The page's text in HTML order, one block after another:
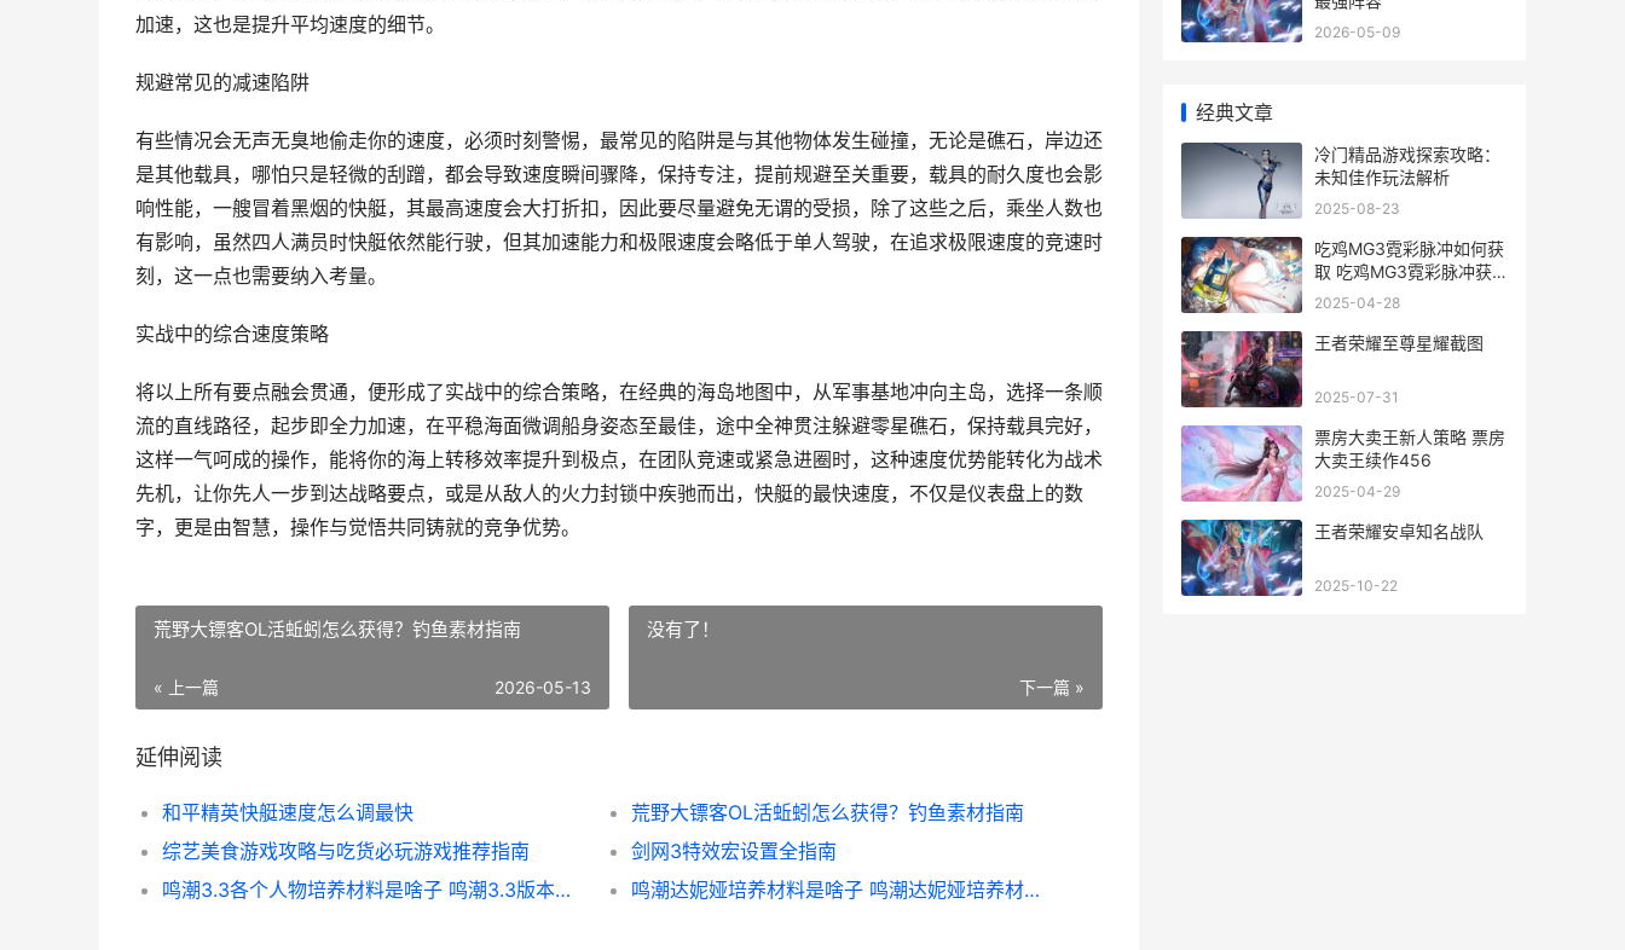
加速，这也是提升平均速度的细节。
规避常见的减速陷阱
有些情况会无声无臭地偷走你的速度，必须时刻警惕，最常见的陷阱是与其他物体发生碰撞，无论是礁石，岸边还
是其他载具，哪怕只是轻微的刮蹭，都会导致速度瞬间骤降，保持专注，提前规避至关重要，载具的耐久度也会影
响性能，一艘冒着黑烟的快艇，其最高速度会大打折扣，因此要尽量避免无谓的受损，除了这些之后，乘坐人数也
有影响，虽然四人满员时快艇依然能行驶，但其加速能力和极限速度会略低于单人驾驶，在追求极限速度的竞速时
刻，这一点也需要纳入考量。
实战中的综合速度策略
将以上所有要点融会贯通，便形成了实战中的综合策略，在经典的海岛地图中，从军事基地冲向主岛，选择一条顺
流的直线路径，起步即全力加速，在平稳海面微调船身姿态至最佳，途中全神贯注躲避零星礁石，保持载具完好，
这样一气呵成的操作，能将你的海上转移效率提升到极点，在团队竞速或紧急进圈时，这种速度优势能转化为战术
先机，让你先人一步到达战略要点，或是从敌人的火力封锁中疾驰而出，快艇的最快速度，不仅是仪表盘上的数
字，更是由智慧，操作与觉悟共同铸就的竞争优势。
荒野大镖客OL活蚯蚓怎么获得？钓鱼素材指南
« 上一篇 2026-05-13
没有了！
下一篇 »
延伸阅读
和平精英快艇速度怎么调最快
荒野大镖客OL活蚯蚓怎么获得？钓鱼素材指南
综艺美食游戏攻略与吃货必玩游戏推荐指南
剑网3特效宏设置全指南
鸣潮3.3各个人物培养材料是啥子 鸣潮3.3版本全人物材料合集 潮鸣汐奏cocoon
鸣潮达妮娅培养材料是啥子 鸣潮达妮娅培养材料概括 鸣潮达妮娅培养材料
2026-05-09
经典文章
冷门精品游戏探索攻略：
未知佳作玩法解析
2025-08-23
吃鸡MG3霓彩脉冲如何获
取 吃鸡MG3霓彩脉冲获
取策略
2025-04-28
王者荣耀至尊星耀截图
2025-07-31
票房大卖王新人策略 票房
大卖王续作456
2025-04-29
王者荣耀安卓知名战队
2025-10-22